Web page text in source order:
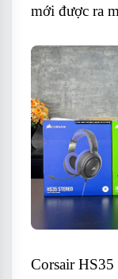
mới được ra
Corsair